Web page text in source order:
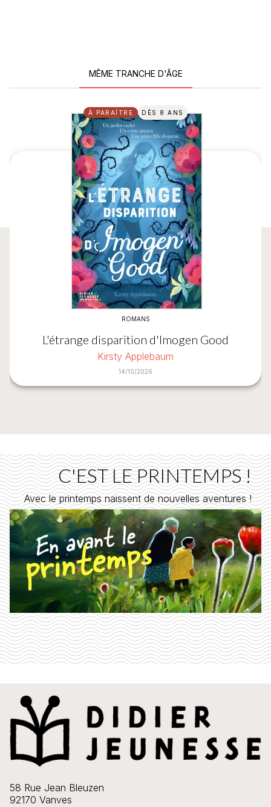
MÊME TRANCHE D'ÂGE
À PARAÎTRE DÈS 8 ANS
ROMANS
L'étrange disparition d'Imogen Good
Kirsty Applebaum
14/10/2026
C'EST LE PRINTEMPS !
Avec le printemps naissent de nouvelles aventures !
58 Rue Jean Bleuzen
92170 Vanves